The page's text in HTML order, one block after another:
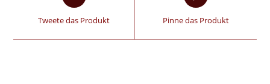
Tweete das Produkt Pinne das Produkt